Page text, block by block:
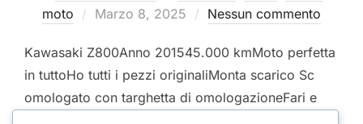
moto
Pubblicato
Marzo 8, 2025 Nessun commento
Kawasaki Z800Anno 201545.000 kmMoto perfetta
in tuttoHo tutti i pezzi originaliMonta scarico Sc
omologato con targhetta di omologazioneFari e